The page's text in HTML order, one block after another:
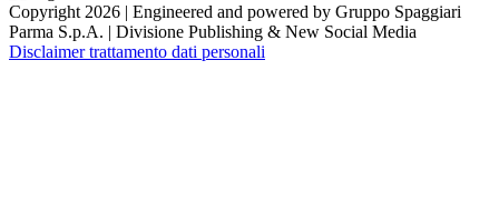
Copyright 2026 | Engineered and powered by Gruppo Spaggiari
Parma S.p.A. | Divisione Publishing & New Social Media
Disclaimer trattamento dati personali